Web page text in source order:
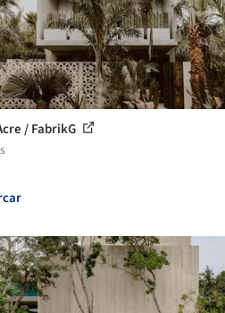
/ FabrikG